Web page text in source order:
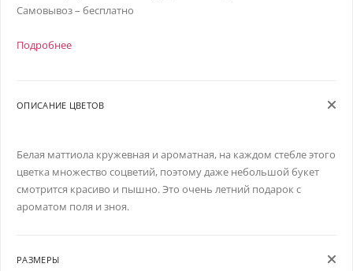
Самовывоз – бесплатно
Подробнее
ОПИСАНИЕ ЦВЕТОВ
Белая маттиола кружевная и ароматная, на каждом стебле этого
цветка множество соцветий, поэтому даже небольшой букет
смотрится красиво и пышно. Это очень летний подарок с
ароматом поля и зноя.
РАЗМЕРЫ